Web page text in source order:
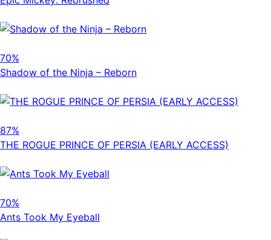
70%
Shadow of the Ninja – Reborn
87%
THE ROGUE PRINCE OF PERSIA (EARLY ACCESS)
70%
Ants Took My Eyeball